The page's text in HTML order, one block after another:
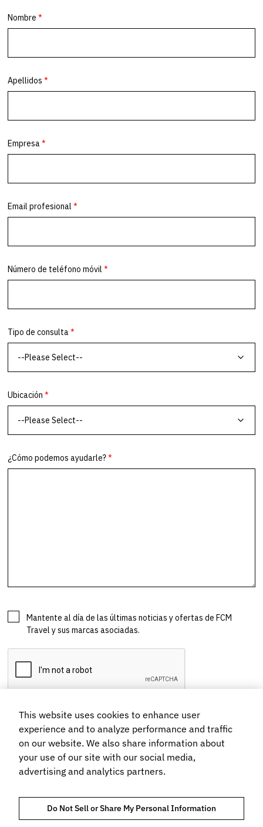
This website uses cookies to enhance user
experience and to analyze performance and traffic
on our website. We also share information about
your use of our site with our social media,
advertising and analytics partners.
Do Not Sell or Share My Personal Information